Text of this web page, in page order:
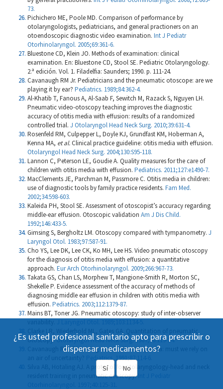
73.
Pichichero ME, Poole MD. Comparison of performance by
otolaryngologists, pediatricians, and general practioners on an
otoendoscopic diagnostic video examination. Int J Pediatr
Otorhinolaryngol. 2005;69:361-6.
Bluestone CD, Klein JO. Methods of examination: clinical
examination. En: Bluestone CD, Stool SE. Pediatric Otolaryngology.
2.ª edición. Vol. 1. Filadelfia: Saunders; 1990. p. 111-24.
Cavanaugh RM Jr. Pediatricians and the pneumatic otoscope: are we
playing it by ear? Pediatrics. 1989;84:362-4.
Al-Khatib T, Fanous A, Al-Saab F, Sewitch M, Razack S, Nguyen LH.
Pneumatic video-otoscopy teaching improves the diagnostic
accuracy of otitis media with effusion: results of a randomized
controlled trial. J Otolaryngol Head Neck Surg. 2010;39:631-4.
Rosenfeld RM, Culpepper L, Doyle KJ, Grundfast KM, Hoberman A,
Kenna MA, et al.Clinical practice guideline: otitis media with effusion.
Otolaryngol Head Neck Surg. 2004;130:S95-118.
Lannon C, Peterson LE, Goudie A. Quality measures for the care of
children with otitis media with effusion. Pediatrics. 2011;127:e1490-7.
MacClements JE, Parchman M, Passmore C. Otitis media in children:
use of diagnostic tools by family practice residents. Fam Med.
2002;34:598-603.
Kaleida PH, Stool SE. Assessment of otoscopist’s accuracy regarding
middle-ear effusion. Otoscopic validation Am J Dis Child.
1992;146:433-5.
Gimsing S, Bergholtz LM. Otoscopy compared with tympanometry. J
Laryngol Otol. 1983;97:587-91.
Cho YS, Lee DK, Lee CK, Ko MH, Lee HS. Video pneumatic otoscopy
for the diagnosis of otitis media with effusion: a quantitative
approach. Eur Arch Otorhinolaryngol. 2009;266:967-73.
Takata GS, Chan LS, Morphew T, Mangione-Smith R, Morton SC,
Shekelle P. Evidence assessment of the accuracy of methods of
diagnosing middle ear effusion in children with otitis media with
effusion. Pediatrics. 2003;112:1379-87.
Mains BT, Toner JG. Pneumatic otoscopy: study of inter-observer
otoscopy.Otolaryngol Head Neck Surg. 1987;96:119-24.
Cavanaugh RM. Obtaining a seal with otic specula: must we rely on
Pediatrics. 1991;87:114-6.
Silva AB, Hotaling AJ. A protocol for otolaryngology-head and neck
resident training in pneumatic otoscopy.
¿Es usted profesional sanitario apto para prescribir o
dispensar medicamentos?
Sí No